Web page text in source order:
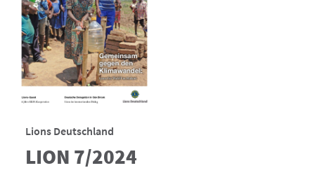
Lions Deutschland
LION 7/2024